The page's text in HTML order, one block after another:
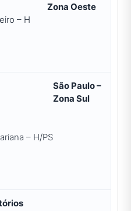
– H
Zona Oeste
São Paulo –
Zona Sul
– H/PS